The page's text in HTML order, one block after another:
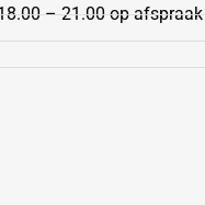
– 21.00 op afspraak